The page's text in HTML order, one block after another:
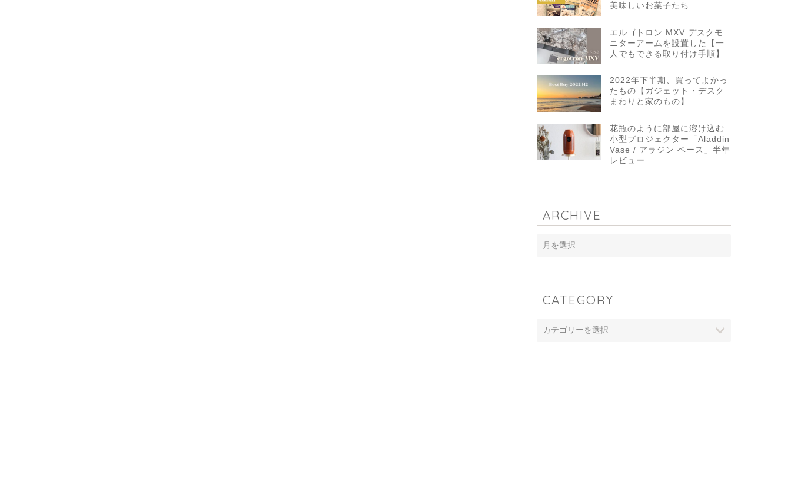
美味しいお菓子たち
エルゴトロン MXV デスクモ
ニターアームを設置した【一
人でもできる取り付け手順】
2022年下半期、買ってよかっ
たもの【ガジェット・デスク
まわりと家のもの】
花瓶のように部屋に溶け込む
小型プロジェクター「Aladdin
Vase / アラジン ベース」半年
レビュー
ARCHIVE
CATEGORY